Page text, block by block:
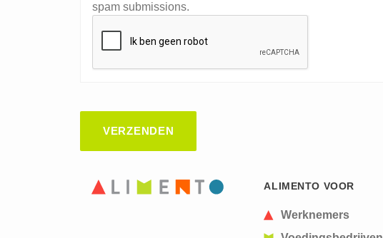
spam submissions.
ALIMENTO VOOR
Werknemers